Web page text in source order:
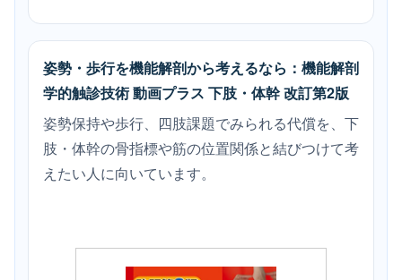
姿勢・歩行を機能解剖から考えるなら：機能解剖
学的触診技術 動画プラス 下肢・体幹 改訂第2版
姿勢保持や歩行、四肢課題でみられる代償を、下
肢・体幹の骨指標や筋の位置関係と結びつけて考
えたい人に向いています。